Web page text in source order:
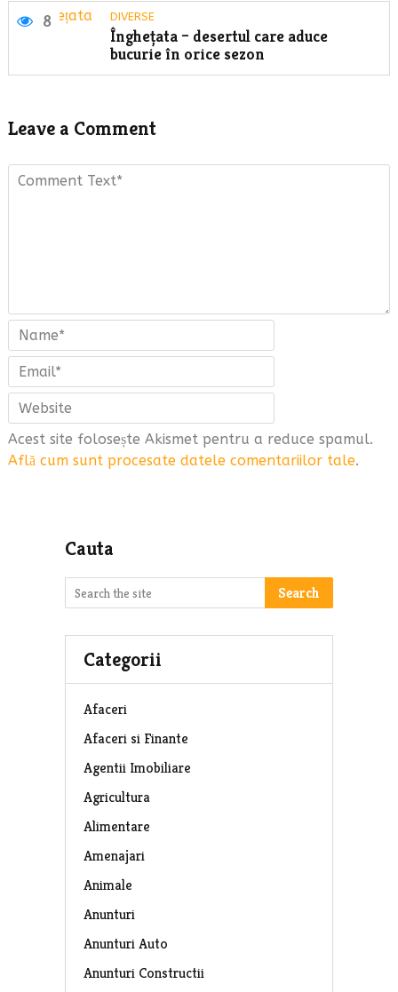
8 DIVERSE
Înghețata – desertul care aduce
bucurie în orice sezon
Leave a Comment
Acest site folosește Akismet pentru a reduce spamul.
Află cum sunt procesate datele comentariilor tale.
Cauta
Search
Categorii
Afaceri
Afaceri si Finante
Agentii Imobiliare
Agricultura
Alimentare
Amenajari
Animale
Anunturi
Anunturi Auto
Anunturi Constructii